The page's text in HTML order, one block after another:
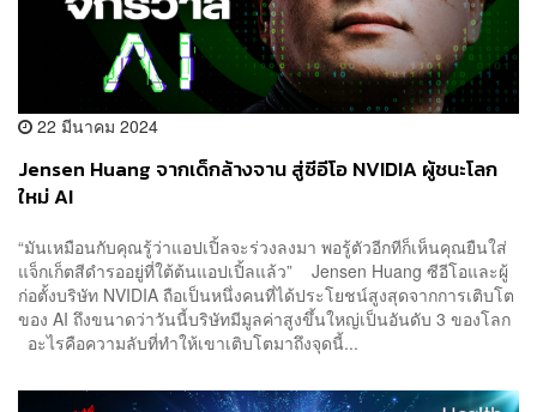
22 มีนาคม 2024
Jensen Huang จากเด็กล้างจาน สู่ซีอีโอ NVIDIA ผู้ชนะโลก
ใหม่ AI
“มันเหมือนกับคุณรู้ว่าแอปเปิ้ลจะร่วงลงมา พอรู้ตัวอีกทีก็เห็นคุณยืนใส่
แจ็กเก็ตสีดำรออยู่ที่ใต้ต้นแอปเปิ้ลแล้ว” Jensen Huang ซีอีโอและผู้
ก่อตั้งบริษัท NVIDIA ถือเป็นหนึ่งคนที่ได้ประโยชน์สูงสุดจากการเติบโต
ของ AI ถึงขนาดว่าวันนี้บริษัทมีมูลค่าสูงขึ้นใหญ่เป็นอันดับ 3 ของโลก
อะไรคือความลับที่ทำให้เขาเติบโตมาถึงจุดนี้...